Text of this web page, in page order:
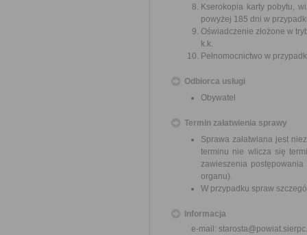
Kserokopia karty pobytu,
powyżej 185 dni w
Oświadczenie złożone w
k.k.
Pełnomocnictwo w
Odbiorca usługi
Obywatel
Termin załatwienia sprawy
Sprawa załatwiana jest
terminu nie wlicza się
zawieszenia
organu).
W przypadku spraw
Informacja
e-mail: